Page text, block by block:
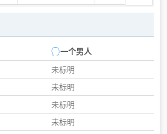
一个男人
未标明
未标明
未标明
未标明